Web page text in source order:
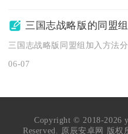
三国志战略版的同盟
06-07
Copyright © 2018-2026
Reserved. 原辰安卓网 版权